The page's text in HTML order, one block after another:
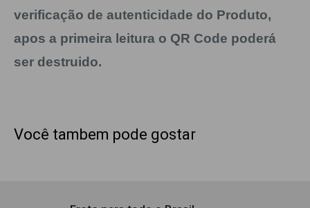
verificação de autenticidade do Produto,
apos a primeira leitura o QR Code poderá
ser destruido.
Você tambem pode gostar